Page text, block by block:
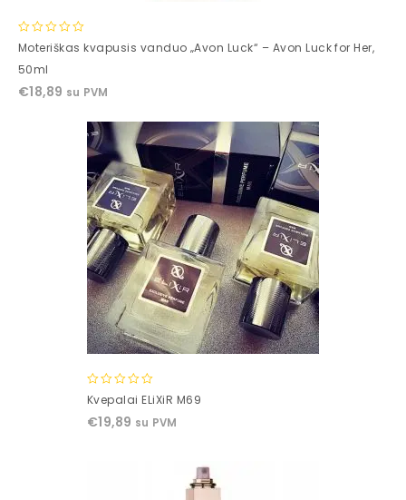
0
of
5
Moteriškas kvapusis vanduo „Avon Luck“ – Avon Luck for Her,
50ml
€18,89 su PVM
0
of
Kvepalai ELiXiR M69
€19,89 su PVM